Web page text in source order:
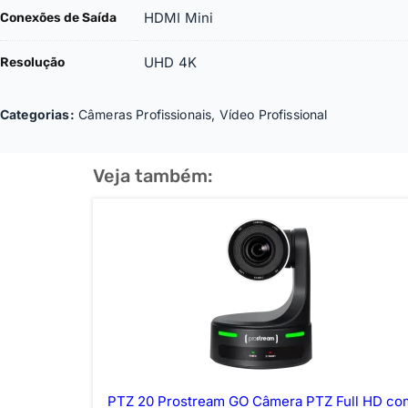
Conexões de Saída HDMI Mini
Resolução UHD 4K
Categorias: Câmeras Profissionais, Vídeo Profissional
Veja também:
PTZ 20 Prostream GO Câmera PTZ Full HD